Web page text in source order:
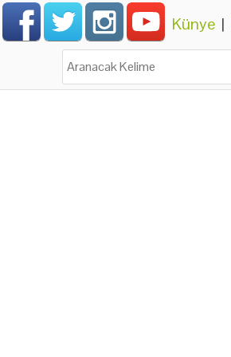
Künye |